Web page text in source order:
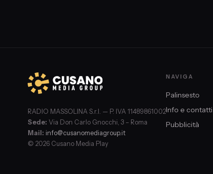
RADIO MASSOLINA S.r.l. — P. IVA 11489861002
Sede: Via Don Carlo Gnocchi, 3 – Roma
Mail: info@cusanomediagroup.it
© 2026 Cusano Media Play
NAVIGA
Palinsesto
Info e contatti
Pubblicità